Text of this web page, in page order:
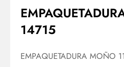
14715
EMPAQUETADURA MOÑO